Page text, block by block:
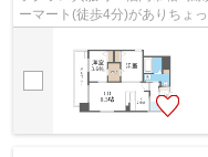
ーマート(徒歩4分)がありちょ
は、TVインターホン・オート